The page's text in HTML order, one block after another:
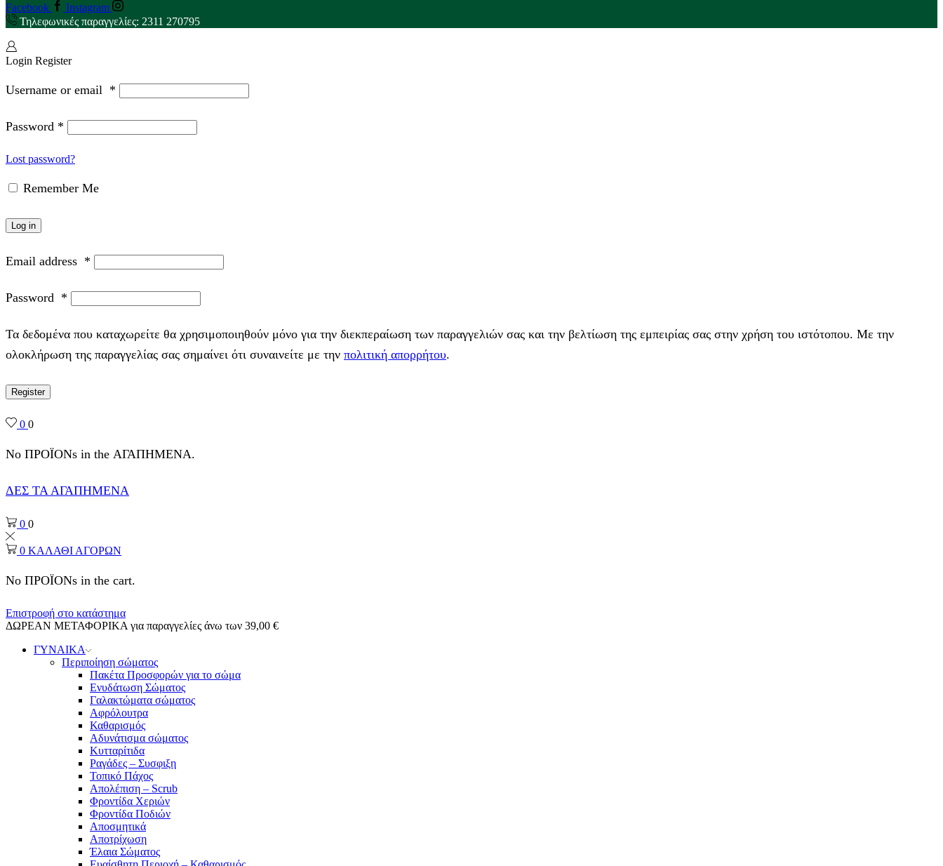
Facebook
Instagram
Τηλεφωνικές παραγγελίες: 2311 270795
Login Register
Username or email *
Password *
Lost password?
Remember Me
Log in
Email address *
Password *
Τα δεδομένα που καταχωρείτε θα χρησιμοποιηθούν μόνο για την διεκπεραίωση των παραγγελιών σας και την βελτίωση της εμπειρίας σας στην χρήση του ιστότοπου. Με την
ολοκλήρωση της παραγγελίας σας σημαίνει ότι συναινείτε με την πολιτική απορρήτου.
Register
0 0
No ΠΡΟΪΟΝs in the ΑΓΑΠΗΜΕΝΑ.
ΔΕΣ ΤΑ ΑΓΑΠΗΜΕΝΑ
0 0
0 ΚΑΛΑΘΙ ΑΓΟΡΩΝ
No ΠΡΟΪΟΝs in the cart.
Επιστροφή στο κατάστημα
ΔΩΡΕΑΝ ΜΕΤΑΦΟΡΙΚΑ για παραγγελίες άνω των 39,00 €
ΓΥΝΑΙΚΑ
Περιποίηση σώματος
Πακέτα Προσφορών για το σώμα
Ενυδάτωση Σώματος
Γαλακτώματα σώματος
Αφρόλουτρα
Καθαρισμός
Αδυνάτισμα σώματος
Κυτταρίτιδα
Ραγάδες – Συσφιξη
Τοπικό Πάχος
Απολέπιση – Scrub
Φροντίδα Χεριών
Φροντίδα Ποδιών
Αποσμητικά
Αποτρίχωση
Έλαια Σώματος